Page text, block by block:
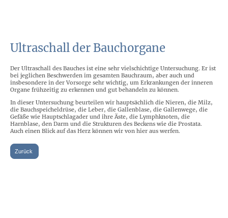
Ultraschall der Bauchorgane
Der Ultraschall des Bauches ist eine sehr vielschichtige Untersuchung. Er ist
bei jeglichen Beschwerden im gesamten Bauchraum, aber auch und
insbesondere in der Vorsorge sehr wichtig, um Erkrankungen der inneren
Organe frühzeitig zu erkennen und gut behandeln zu können.
In dieser Untersuchung beurteilen wir hauptsächlich die Nieren, die Milz,
die Bauchspeicheldrüse, die Leber, die Gallenblase, die Gallenwege, die
Gefäße wie Hauptschlagader und ihre Äste, die Lymphknoten, die
Harnblase, den Darm und die Strukturen des Beckens wie die Prostata.
Auch einen Blick auf das Herz können wir von hier aus werfen.
Zurück